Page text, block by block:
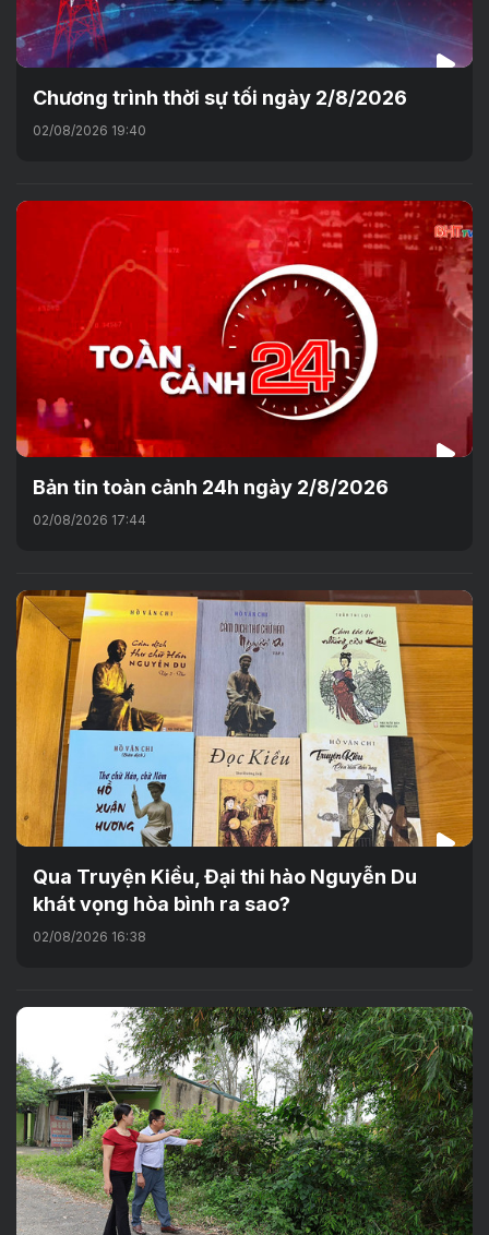
Chương trình thời sự tối ngày 2/8/2026
02/08/2026 19:40
Bản tin toàn cảnh 24h ngày 2/8/2026
02/08/2026 17:44
Qua Truyện Kiều, Đại thi hào Nguyễn Du
khát vọng hòa bình ra sao?
02/08/2026 16:38